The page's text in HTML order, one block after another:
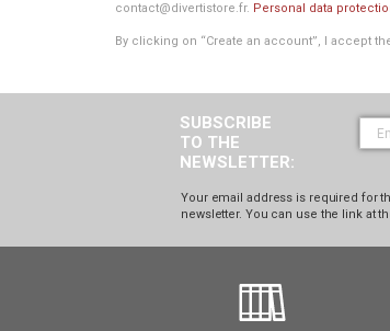
contact@divertistore.fr. Personal data
By clicking on “Create an account”, I accept
SUBSCRIBE
TO THE
NEWSLETTER:
Your email address is required for
newsletter. You can use the link at